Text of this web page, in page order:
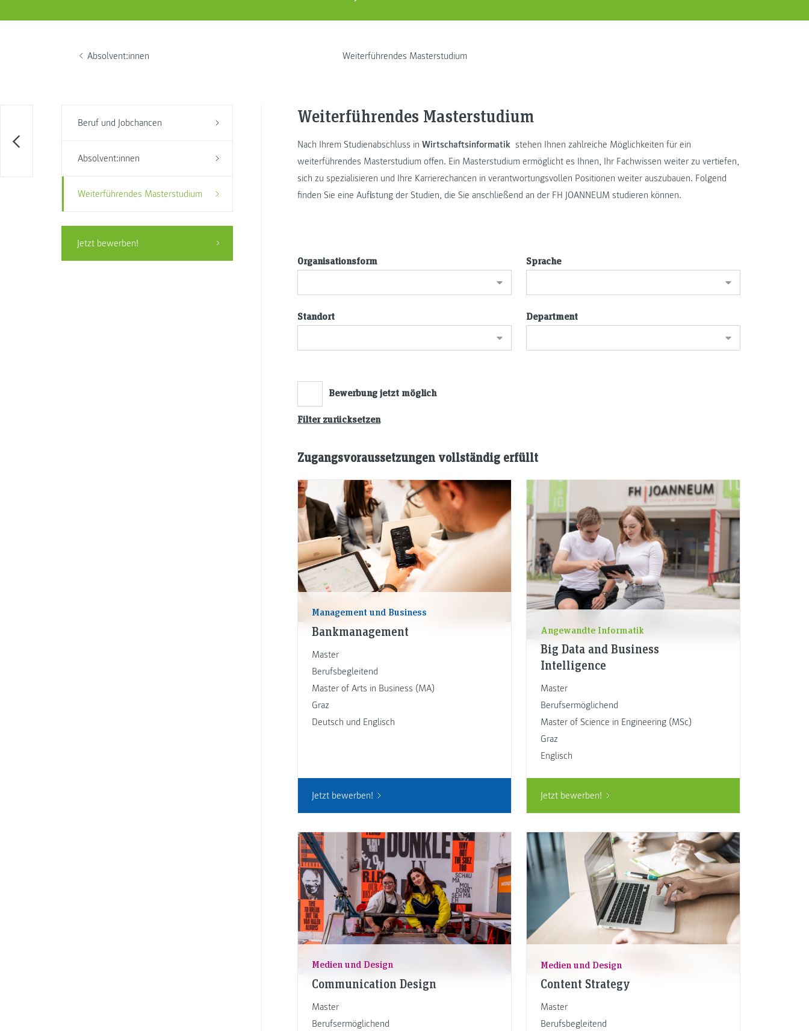
Absolvent:innen Weiterführendes Masterstudium
Beruf und Jobchancen
Absolvent:innen
Weiterführendes Masterstudium
Jetzt bewerben!
Weiterführendes Masterstudium
Nach Ihrem Studienabschluss in Wirtschaftsinformatik stehen Ihnen zahlreiche Möglichkeiten für ein
weiterführendes Masterstudium offen. Ein Masterstudium ermöglicht es Ihnen, Ihr Fachwissen weiter zu vertiefen,
sich zu spezialisieren und Ihre Karrierechancen in verantwortungsvollen Positionen weiter auszubauen. Folgend
finden Sie eine Auflistung der Studien, die Sie anschließend an der FH JOANNEUM studieren können.
Organisationsform Sprache
Standort Department
Bewerbung jetzt möglich
Filter zurücksetzen
Zugangsvoraussetzungen vollständig erfüllt
Management und Business
Bankmanagement
Master
Berufsbegleitend
Master of Arts in Business (MA)
Graz
Deutsch und Englisch
Jetzt bewerben!
Angewandte Informatik
Big Data and Business
Intelligence
Master
Berufsermöglichend
Master of Science in Engineering (MSc)
Graz
Englisch
Jetzt bewerben!
Medien und Design
Communication Design
Master
Berufsermöglichend
Medien und Design
Content Strategy
Master
Berufsbegleitend